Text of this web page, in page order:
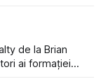
problemă într-una
de poze
de la Brian
ai formației